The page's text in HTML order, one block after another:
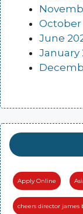
October
June
January
Apply Online
cheers director james